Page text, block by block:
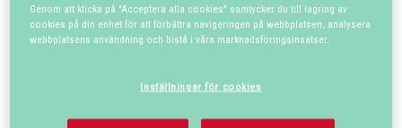
För- och efternamn*
Genom att klicka på "Acceptera alla cookies" samtycker du till lagring av
cookies på din enhet för att förbättra navigeringen på webbplatsen, analysera
webbplatsens användning och bistå i våra marknadsföringsinsatser.
Inställningar för cookies